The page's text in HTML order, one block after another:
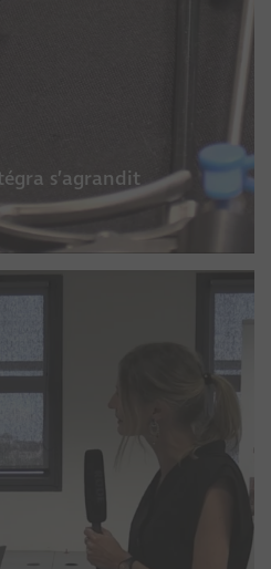
s’agrandit